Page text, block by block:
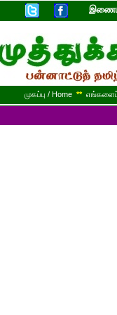
முகப்பு / Home ** எங்களைப்